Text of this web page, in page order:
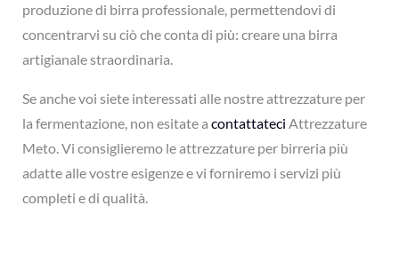
produzione di birra professionale, permettendovi di
concentrarvi su ciò che conta di più: creare una birra
artigianale straordinaria.
Se anche voi siete interessati alle nostre attrezzature per
la fermentazione, non esitate a contattateci Attrezzature
Meto. Vi consiglieremo le attrezzature per birreria più
adatte alle vostre esigenze e vi forniremo i servizi più
completi e di qualità.